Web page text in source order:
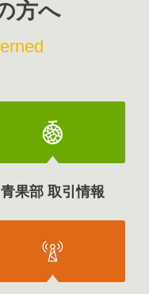
方へ
青果部 取引情報